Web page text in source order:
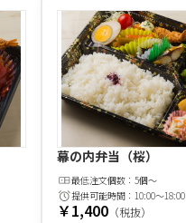
幕の内弁当（桜）
最低注文個数： 5個～
提供可能時間： 10:00～18:00
￥1,400（税抜）